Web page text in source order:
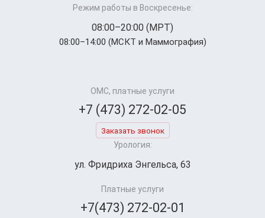
Режим работы в Воскресенье:
08:00–20:00 (МРТ)
08:00–14:00 (МСКТ и Маммография)
ОМС, платные услуги
+7 (473) 272-02-05
Заказать звонок
Урология:
ул. Фридриха Энгельса, 63
Платные услуги
+7(473) 272-02-01